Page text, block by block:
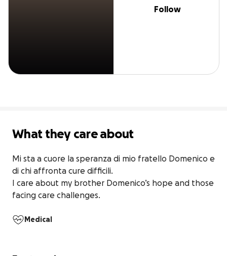
Follow
What they care about
Mi sta a cuore la speranza di mio fratello Domenico e
di chi affronta cure difficili.
I care about my brother Domenico’s hope and those
facing care challenges.
Medical